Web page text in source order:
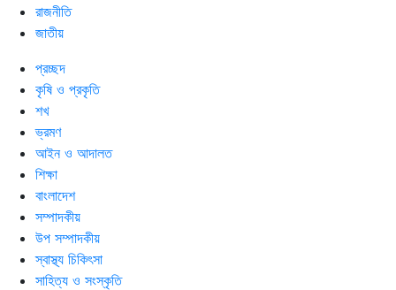
রাজনীতি
জাতীয়
প্রচ্ছদ
কৃষি ও প্রকৃতি
শখ
ভ্রমণ
আইন ও আদালত
শিক্ষা
বাংলাদেশ
সম্পাদকীয়
উপ সম্পাদকীয়
স্বাস্থ্য চিকিৎসা
সাহিত্য ও সংস্কৃতি